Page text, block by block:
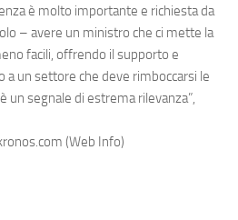
è molto importante e richiesta da
– avere un ministro che ci mette la
facili, offrendo il supporto e
a un settore che deve rimboccarsi le
un segnale di estrema rilevanza”,
(Web Info)